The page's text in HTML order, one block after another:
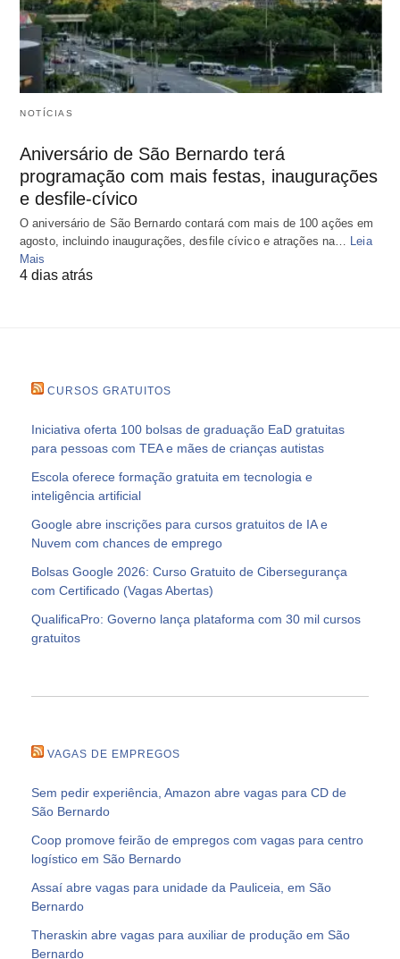
NOTÍCIAS
Aniversário de São Bernardo terá
programação com mais festas, inaugurações
e desfile-cívico
O aniversário de São Bernardo contará com mais de 100 ações em
agosto, incluindo inaugurações, desfile cívico e atrações na…
Leia
Mais
4 dias atrás
CURSOS GRATUITOS
Iniciativa oferta 100 bolsas de graduação EaD gratuitas
para pessoas com TEA e mães de crianças autistas
Escola oferece formação gratuita em tecnologia e
inteligência artificial
Google abre inscrições para cursos gratuitos de IA e
Nuvem com chances de emprego
Bolsas Google 2026: Curso Gratuito de Cibersegurança
com Certificado (Vagas Abertas)
QualificaPro: Governo lança plataforma com 30 mil cursos
gratuitos
VAGAS DE EMPREGOS
Sem pedir experiência, Amazon abre vagas para CD de
São Bernardo
Coop promove feirão de empregos com vagas para centro
logístico em São Bernardo
Assaí abre vagas para unidade da Pauliceia, em São
Bernardo
Theraskin abre vagas para auxiliar de produção em São
Bernardo